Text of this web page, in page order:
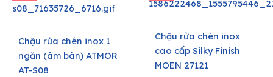
Chậu rửa chén inox 1
ngăn (âm bàn) ATMOR
AT-S08
Chậu rửa chén inox
cao cấp Silky Finish
MOEN 27121